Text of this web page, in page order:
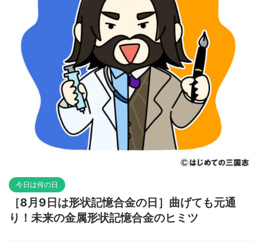
今日は何の日
［8月9日は形状記憶合金の日］曲げても元通
り！未来の金属形状記憶合金のヒミツ